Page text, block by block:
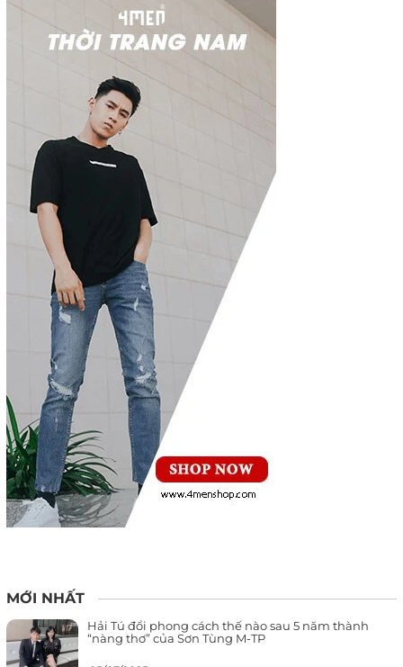
MỚI NHẤT
Hải Tú đổi phong cách thế nào sau 5 năm thành
“nàng thơ” của Sơn Tùng M-TP